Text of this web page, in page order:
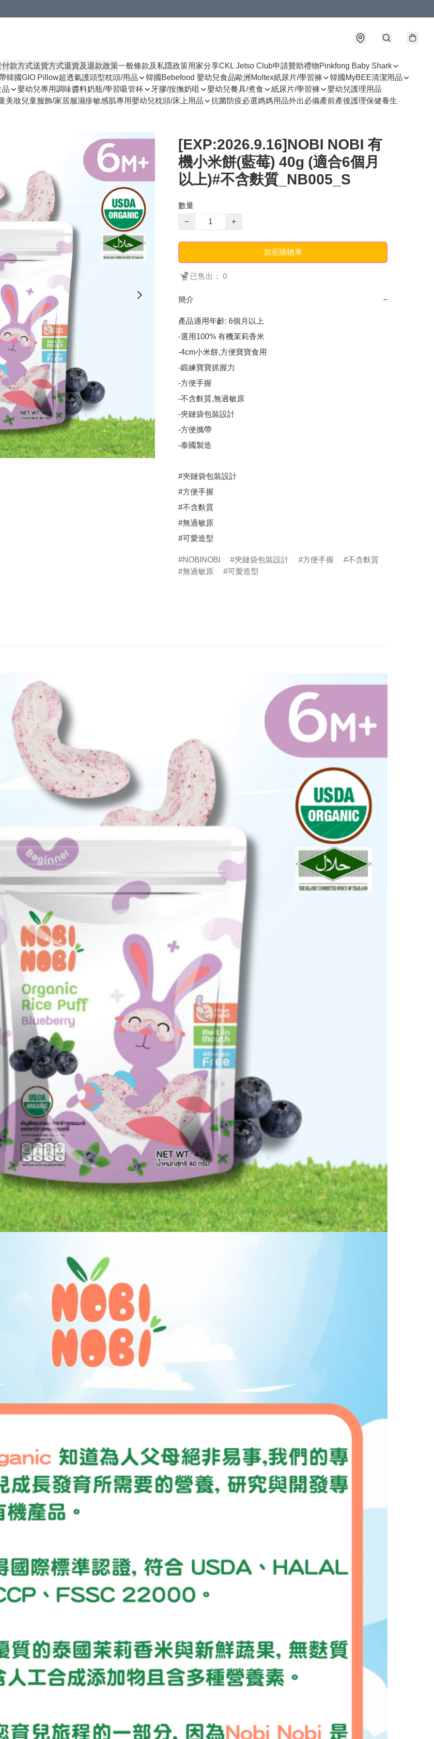
付款方式送貨方式退貨及退款政策一般條款及私隱政策用家分享CKL Jetso Club申請贊助禮物Pinkfong Baby Shark
韓國GIO Pillow超透氣護頭型枕頭/用品 韓國Bebefood 嬰幼兒食品歐洲Moltex紙尿片/學習褲
韓國MyBEE清潔用品
品
嬰幼兒專用調味醬料奶瓶/學習吸管杯 牙膠/按撫奶咀 嬰幼兒餐具/煮食 紙尿片/學習褲
嬰幼兒護理用品
美妝兒童服飾/家居服濕疹敏感肌專用嬰幼兒枕頭/床上用品 抗菌防疫必選媽媽用品外出必備產前產後護理保健養生
[EXP:2026.9.16]NOBI NOBI 有
機小米餅(藍莓) 40g (適合6個月
以上)#不含麩質_NB005_S
數量
−
+
加至購物車
已售出： 0
簡介 −
產品適用年齡: 6個月以上
-選用100% 有機茉莉香米
-4cm小米餅,方便寶寶食用
-鍛練寶寶抓握力
-方便手握
-不含麩質,無過敏原
-夾鏈袋包裝設計
-方便攜帶
-泰國製造
#夾鏈袋包裝設計
#方便手握
#不含麩質
#無過敏原
﻿#可愛造型
NOBINOBI 夾鏈袋包裝設計 方便手握
不含麩質
無過敏原
可愛造型